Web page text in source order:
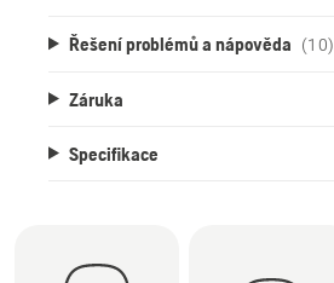
Řešení problémů a nápověda (10)
Záruka
Specifikace